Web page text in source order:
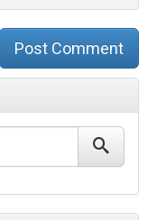
Post Comment